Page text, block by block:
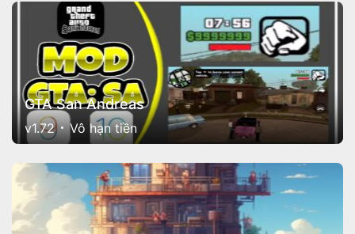
GTA San Andreas
v1.72 Vô hạn tiền